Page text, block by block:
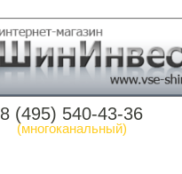
8 (495) 540-43-36
(многоканальный)